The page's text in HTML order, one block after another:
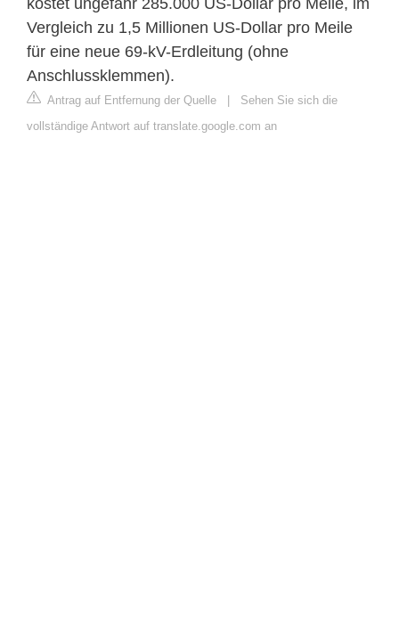
Vergleich zu 1,5 Millionen US-Dollar pro Meile
für eine neue 69-kV-Erdleitung (ohne
Anschlussklemmen).
Antrag auf Entfernung der Quelle | Sehen Sie sich die
vollständige Antwort auf translate.google.com an